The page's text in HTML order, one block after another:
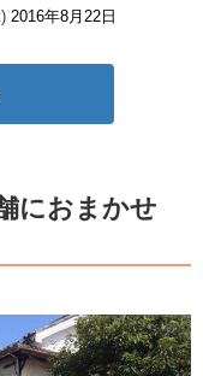
2016年8月22日
におまかせ